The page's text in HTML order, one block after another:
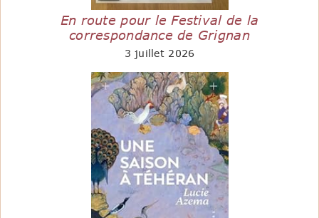
En route pour le Festival de la
correspondance de Grignan
3 juillet 2026